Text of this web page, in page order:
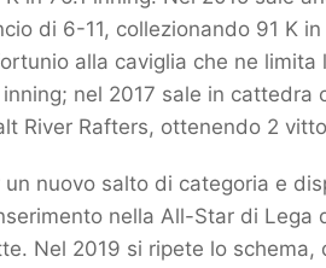
di 6-11, collezionando 91 K
alla caviglia che ne
nel 2017 sale in
River Rafters, ottenendo 2
nuovo salto di categoria e
nella All-Star di
Nel 2019 si ripete lo